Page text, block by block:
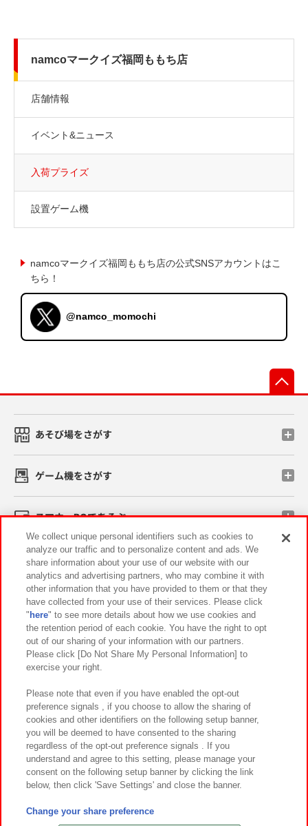
namcoマークイズ福岡ももち店
店舗情報
イベント&ニュース
入荷プライズ
設置ゲーム機
namcoマークイズ福岡ももち店の公式SNSアカウントはこ
ちら！
@namco_momochi
あそび場をさがす
ゲーム機をさがす
スマホ・PCであそぶ
イベント・キャンペーン
関連会社 サステナビリティ サイトポリシー
プライバシーポリシー ウェブアクセシビリティ方針と検証結果
お取引先さまとともに
カスタマーハラスメント対応方針 よくあるご質問・お問い合わせ
©Bandai Namco Amusement Inc.
©Bandai Namco Amusement Lab Inc.
We collect unique personal identifiers such as cookies to
analyze our traffic and to personalize content and ads. We
share information about your use of our website with our
analytics and advertising partners, who may combine it with
other information that you have provided to them or that they
have collected from your use of their services. Please click
" here" to see more details about how we use cookies and
the retention period of each cookie. You have the right to opt
out of our sharing of your information with our partners.
Please click [Do Not Share My Personal Information] to
exercise your right.
Please note that even if you have enabled the opt-out
preference signals , if you choose to allow the sharing of
cookies and other identifiers on the following setup banner,
you will be deemed to have consented to the sharing
regardless of the opt-out preference signals . If you
understand and agree to this setting, please manage your
consent on the following setup banner by clicking the link
below, then click 'Save Settings' and close the banner.
Change your share preference